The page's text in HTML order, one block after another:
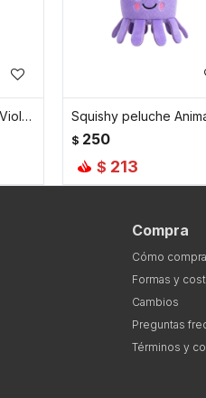
Squishy Gusanitos - Violeta
$ 250
$ 213
Compra
Cómo
Formas y
Cambios
Preguntas
Términos y